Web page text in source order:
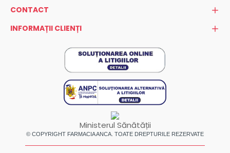
CONTACT
INFORMAȚII CLIENȚI
Ministerul Sănătății
© COPYRIGHT FARMACIA ANCA. TOATE DREPTURILE REZERVATE